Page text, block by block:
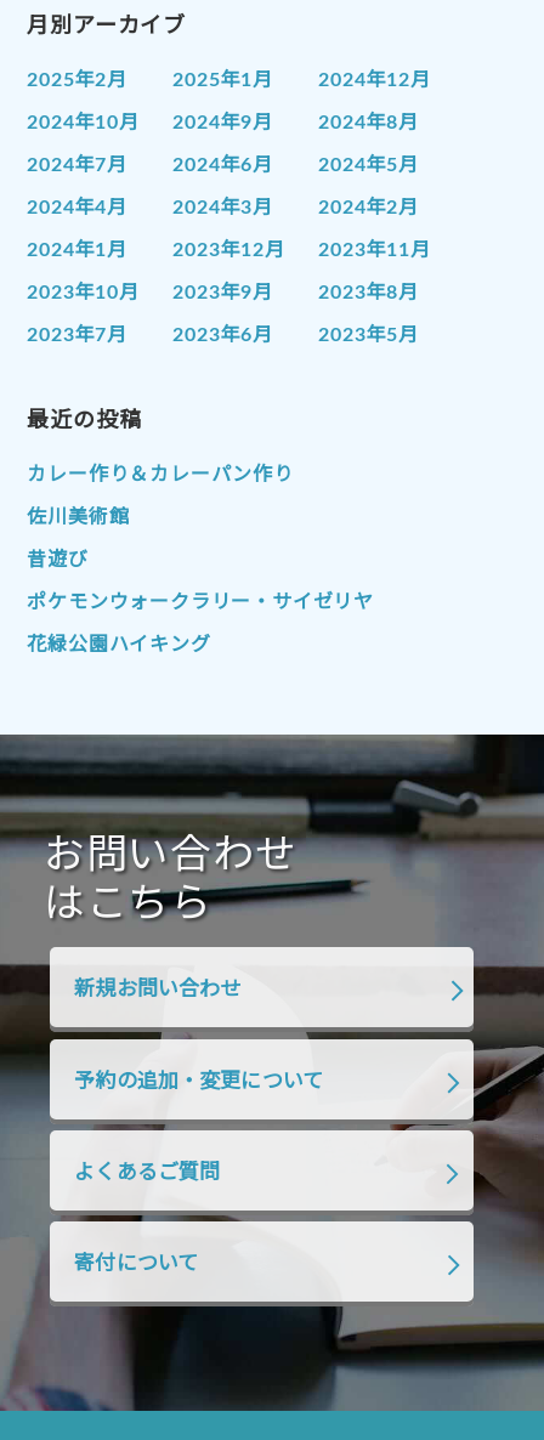
月別アーカイブ
2025年2月 2025年1月 2024年12月
2024年10月 2024年9月 2024年8月
2024年7月 2024年6月 2024年5月
2024年4月 2024年3月 2024年2月
2024年1月 2023年12月 2023年11月
2023年10月 2023年9月 2023年8月
2023年7月 2023年6月 2023年5月
2023年1月
2022年10月 2022年9月
2022年7月
2022年4月
2022年1月 2021年12月 2021年11月
2021年10月 2021年9月
2021年1月 2020年12月 2020年11月
2020年10月 2020年9月 2020年8月
2020年7月 2020年6月 2020年5月
2020年4月 2020年3月 2020年2月
2019年10月 2019年9月
2019年4月
2018年7月 2018年6月
2018年4月 2018年3月 2018年2月
2018年1月 2017年12月
2017年10月 2017年9月 2017年8月
2017年5月
2017年4月
最近の投稿
カレー作り＆カレーパン作り
佐川美術館
昔遊び
ポケモンウォークラリー・サイゼリヤ
花緑公園ハイキング
お問い合わせ
はこちら
新規お問い合わせ
予約の追加・変更について
よくあるご質問
寄付について